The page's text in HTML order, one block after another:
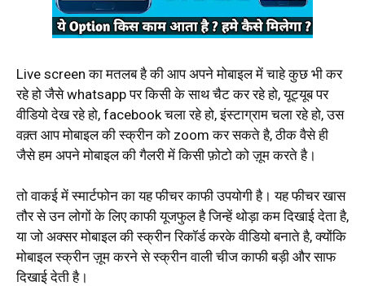
Live screen का मतलब है की आप अपने मोबाइल में चाहे कुछ भी कर
रहे हो जैसे whatsapp पर किसी के साथ चैट कर रहे हो, यूट्यूब पर
वीडियो देख रहे हो, facebook चला रहे हो, इंस्टाग्राम चला रहे हो, उस
वक़्त आप मोबाइल की स्क्रीन को zoom कर सकते है, ठीक वैसे ही
जैसे हम अपने मोबाइल की गैलरी में किसी फ़ोटो को ज़ूम करते है।
तो वाकई में स्मार्टफोन का यह फीचर काफी उपयोगी है। यह फीचर खास
तौर से उन लोगों के लिए काफी यूजफुल है जिन्हें थोड़ा कम दिखाई देता है,
या जो अक्सर मोबाइल की स्क्रीन रिकॉर्ड करके वीडियो बनाते है, क्योंकि
मोबाइल स्क्रीन ज़ूम करने से स्क्रीन वाली चीज काफी बड़ी और साफ
दिखाई देती है।